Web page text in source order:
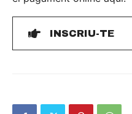
INSCRIU-TE